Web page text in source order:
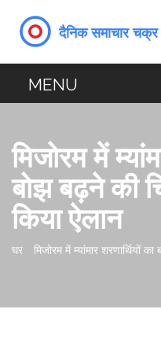
मिजोरम में
बोझ बढ़ने की
किया ऐलान
घर मिजोरम में म्यांमार शरणार्थियों